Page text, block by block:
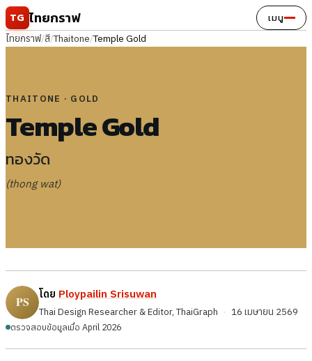
ข้ามไปยังเนื้อหา
TG ไทยกราฟ เมนู
ไทยกราฟ/สี/Thaitone/Temple Gold
THAITONE · GOLD
Temple Gold
ทองวัด
(thong wat)
โดย Ploypailin Srisuwan
Thai Design Researcher & Editor, ThaiGraph · 16 เมษายน 2569
ตรวจสอบข้อมูลเมื่อ April 2026